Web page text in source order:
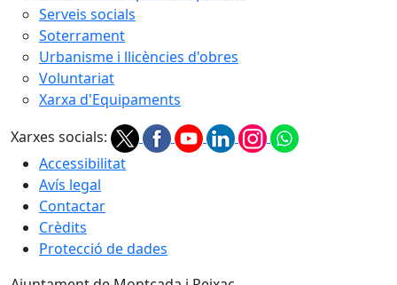
Serveis socials
Soterrament
Urbanisme i llicències d'obres
Voluntariat
Xarxa d'Equipaments
Xarxes socials:
Accessibilitat
Avís legal
Contactar
Crèdits
Protecció de dades